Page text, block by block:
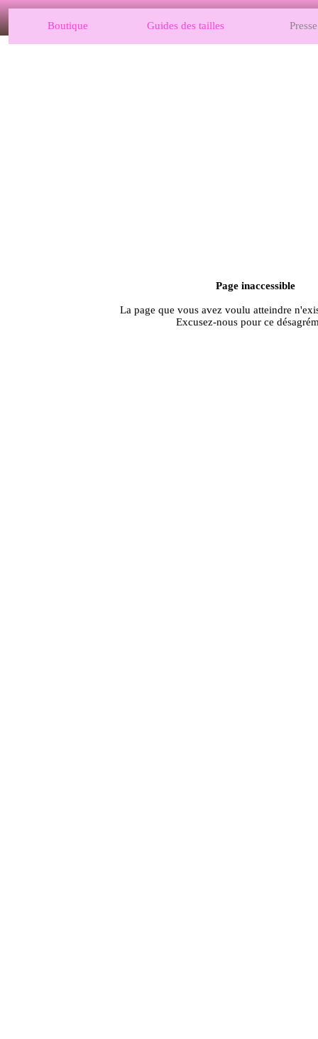
Boutique Guides des tailles Presse
Page inaccessible
La page que vous avez voulu atteindre
Excusez-nous pour ce